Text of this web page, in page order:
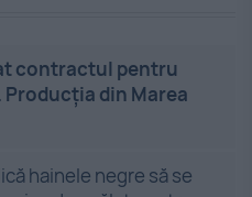
contractul pentru
Producția din Marea
hainele negre să se